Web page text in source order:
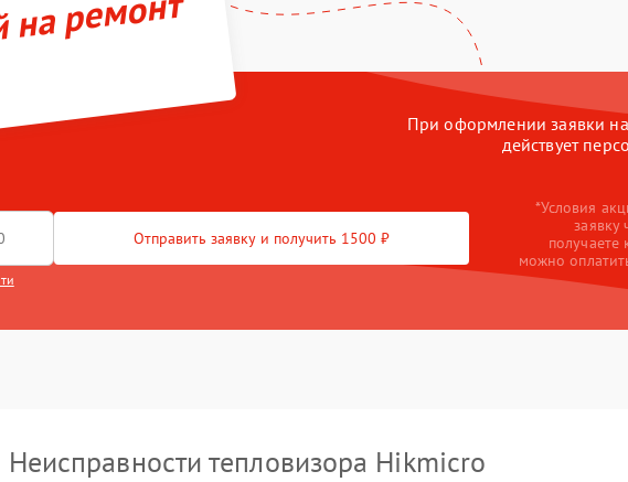
ремонт
При оформлении заявки
действует
Отправить заявку и получить 1500 ₽
*Условия
можно
Неисправности тепловизора Hikmicro